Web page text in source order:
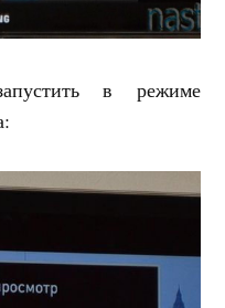
в режиме